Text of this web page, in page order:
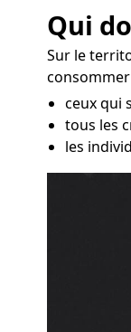
Qui
Sur le
ceux qui
tous les
les